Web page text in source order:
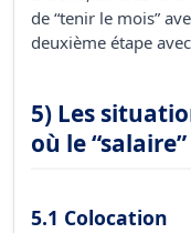
de “tenir le mois”
deuxième étape avec
5) Les
où le
5.1 Colocation